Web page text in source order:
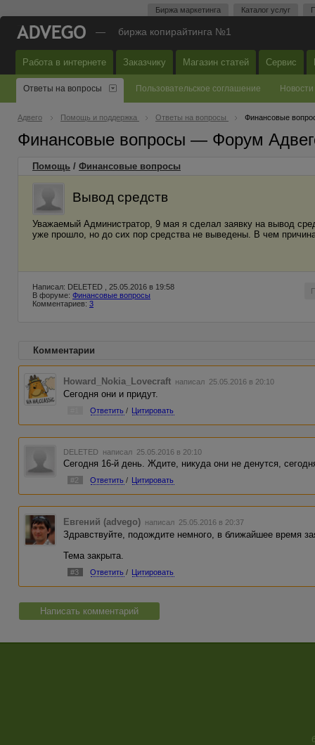
Биржа маркетинга Каталог услуг
— биржа копирайтинга №1
Работа в интернете Заказчику Магазин статей Сервис
Ответы на вопросы Пользовательское соглашение Новости
Адвего Помощь и поддержка Ответы на вопросы Финансовые
Финансовые вопросы — Форум
Помощь / Финансовые вопросы
Вывод средств
Уважаемый Администратор, 9 мая я сделал заявку на вывод
уже прошло, но до сих пор средства не выведены. В чем
Написал: DELETED , 25.05.2016 в 19:58
В форуме: Финансовые вопросы
Комментариев: 3
Комментарии
Howard_Nokia_Lovecraft написал 25.05.2016 в 20:10
Сегодня они и придут.
Ответить / Цитировать
DELETED написал 25.05.2016 в 20:10
Сегодня 16-й день. Ждите, никуда они не денутся,
#2 Ответить / Цитировать
Евгений (advego) написал 25.05.2016 в 20:37
Здравствуйте, подождите немного, в ближайшее время
Тема закрыта.
#3 Ответить / Цитировать
Написать комментарий